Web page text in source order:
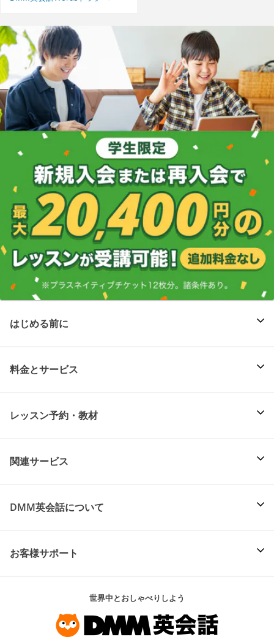
はじめる前に
料金とサービス
レッスン予約・教材
関連サービス
DMM英会話について
お客様サポート
世界中とおしゃべりしよう